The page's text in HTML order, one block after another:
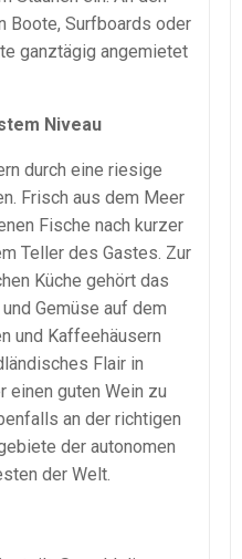
Boote, Surfboards oder
ganztägig angemietet
Niveau
durch eine riesige
Frisch aus dem Meer
Fische nach kurzer
Teller des Gastes. Zur
Küche gehört das
Gemüse auf dem
und Kaffeehäusern
Flair in
einen guten Wein zu
an der richtigen
der autonomen
der Welt.